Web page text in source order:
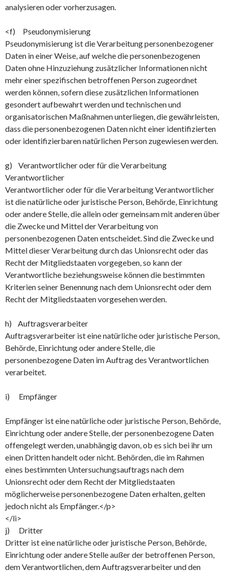
analysieren oder vorherzusagen.
<f) Pseudonymisierung
Pseudonymisierung ist die Verarbeitung personenbezogener
Daten in einer Weise, auf welche die personenbezogenen
Daten ohne Hinzuziehung zusätzlicher Informationen nicht
mehr einer spezifischen betroffenen Person zugeordnet
werden können, sofern diese zusätzlichen Informationen
gesondert aufbewahrt werden und technischen und
organisatorischen Maßnahmen unterliegen, die gewährleisten,
dass die personenbezogenen Daten nicht einer identifizierten
oder identifizierbaren natürlichen Person zugewiesen werden.
g) Verantwortlicher oder für die Verarbeitung
Verantwortlicher
Verantwortlicher oder für die Verarbeitung Verantwortlicher
ist die natürliche oder juristische Person, Behörde, Einrichtung
oder andere Stelle, die allein oder gemeinsam mit anderen über
die Zwecke und Mittel der Verarbeitung von
personenbezogenen Daten entscheidet. Sind die Zwecke und
Mittel dieser Verarbeitung durch das Unionsrecht oder das
Recht der Mitgliedstaaten vorgegeben, so kann der
Verantwortliche beziehungsweise können die bestimmten
Kriterien seiner Benennung nach dem Unionsrecht oder dem
Recht der Mitgliedstaaten vorgesehen werden.
h) Auftragsverarbeiter
Auftragsverarbeiter ist eine natürliche oder juristische Person,
Behörde, Einrichtung oder andere Stelle, die
personenbezogene Daten im Auftrag des Verantwortlichen
verarbeitet.
i) Empfänger
Empfänger ist eine natürliche oder juristische Person, Behörde,
Einrichtung oder andere Stelle, der personenbezogene Daten
offengelegt werden, unabhängig davon, ob es sich bei ihr um
einen Dritten handelt oder nicht. Behörden, die im Rahmen
eines bestimmten Untersuchungsauftrags nach dem
Unionsrecht oder dem Recht der Mitgliedstaaten
möglicherweise personenbezogene Daten erhalten, gelten
jedoch nicht als Empfänger.</p>
</li>
j) Dritter
Dritter ist eine natürliche oder juristische Person, Behörde,
Einrichtung oder andere Stelle außer der betroffenen Person,
dem Verantwortlichen, dem Auftragsverarbeiter und den